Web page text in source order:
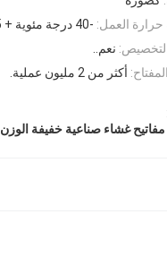
العمل: -40 درجة مئوية + 65 درجة
نعم..
أكثر من 2 مليون عملية.
غشاء صناعية خفيفة الوزن